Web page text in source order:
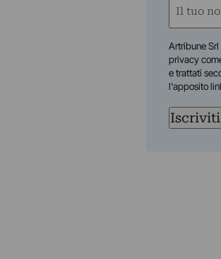
Nome
Artribune
privacy
e trattati
l'apposito
Iscriviti